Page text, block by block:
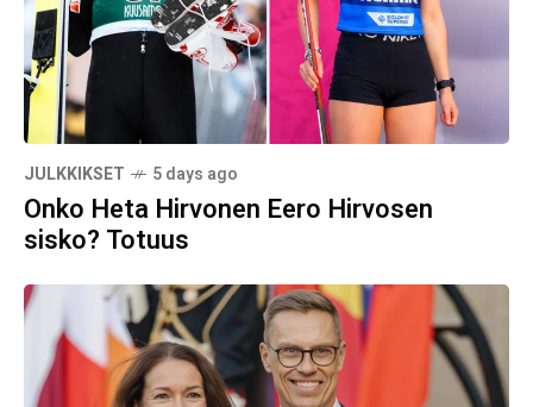
JULKKIKSET 5 days ago
Onko Heta Hirvonen Eero Hirvosen
sisko? Totuus